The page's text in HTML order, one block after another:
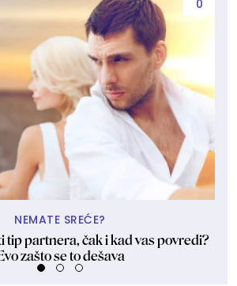
0
NEMATE SREĆE?
tip partnera, čak i kad vas povredi?
zašto se to dešava